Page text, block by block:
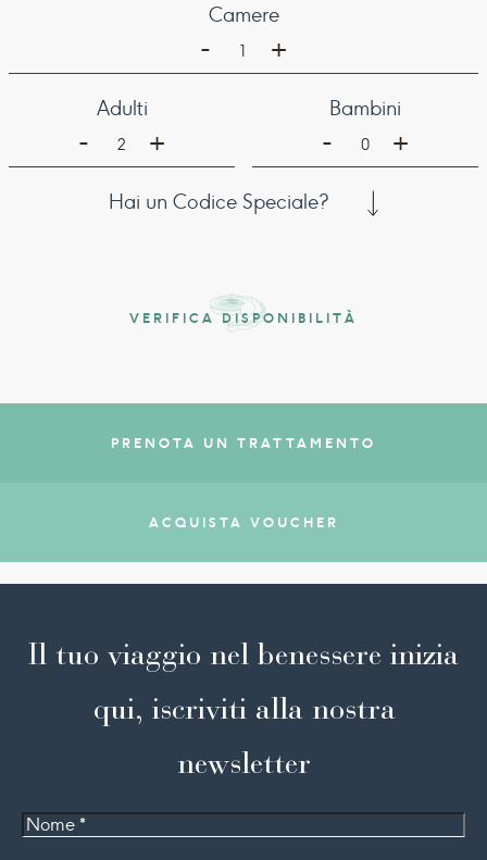
Camere
- +
Adulti
2
- +
Bambini
0
- +
Hai un Codice Speciale?
VERIFICA DISPONIBILITÀ
PRENOTA UN TRATTAMENTO
ACQUISTA VOUCHER
Il tuo viaggio nel benessere inizia
qui, iscriviti alla nostra
newsletter
Nome